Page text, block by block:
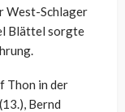
West-Schlager
Blättel sorgte
Thon in der
Bernd